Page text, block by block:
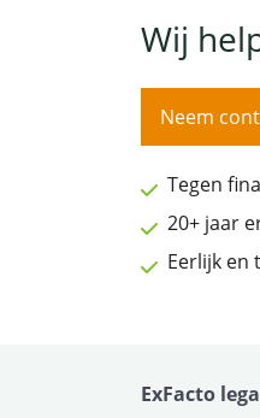
Wij
Neem
Tegen
20+ jaar
Eerlijk en
ExFacto